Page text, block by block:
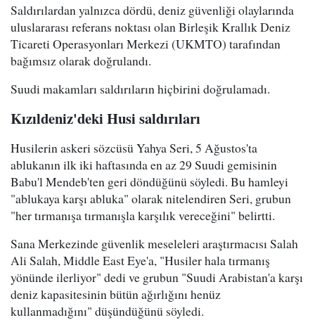
Saldırılardan yalnızca dördü, deniz güvenliği olaylarında
uluslararası referans noktası olan Birleşik Krallık Deniz
Ticareti Operasyonları Merkezi (UKMTO) tarafından
bağımsız olarak doğrulandı.
Suudi makamları saldırıların hiçbirini doğrulamadı.
Kızıldeniz'deki Husi saldırıları
Husilerin askeri sözcüsü Yahya Seri, 5 Ağustos'ta
ablukanın ilk iki haftasında en az 29 Suudi gemisinin
Babu'l Mendeb'ten geri döndüğünü söyledi. Bu hamleyi
"ablukaya karşı abluka" olarak nitelendiren Seri, grubun
"her tırmanışa tırmanışla karşılık vereceğini" belirtti.
Sana Merkezinde güvenlik meseleleri araştırmacısı Salah
Ali Salah, Middle East Eye'a, "Husiler hala tırmanış
yönünde ilerliyor" dedi ve grubun "Suudi Arabistan'a karşı
deniz kapasitesinin bütün ağırlığını henüz
kullanmadığını" düşündüğünü söyledi.